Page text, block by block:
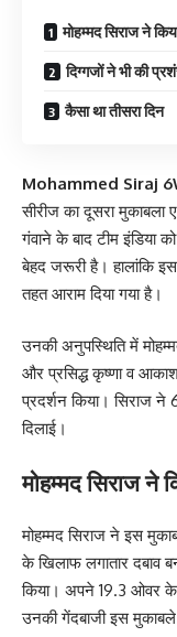
मोहम्मद सिराज ने
दिग्गजों ने भी की
कैसा था तीसरा दिन
Mohammed Siraj
सीरीज का दूसरा
गंवाने के बाद टीम इंडिया
बेहद जरूरी है। हालांकि
तहत आराम दिया गया है।
उनकी अनुपस्थिति में
और प्रसिद्ध कृष्णा व
प्रदर्शन किया। सिराज
दिलाई।
मोहम्मद सिराज ने
मोहम्मद सिराज ने इस
के खिलाफ लगातार दबाव
किया। अपने 19.3 ओवर
उनकी गेंदबाजी इस